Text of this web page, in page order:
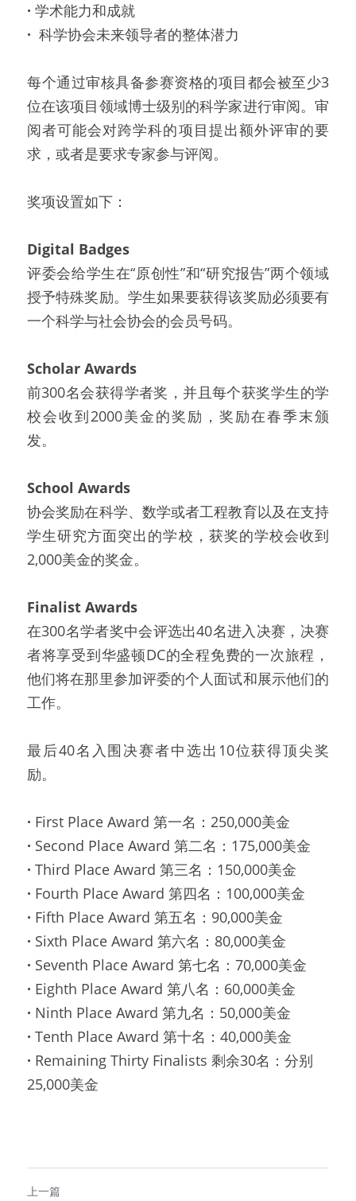
· 学术能力和成就
· 科学协会未来领导者的整体潜力
每个通过审核具备参赛资格的项目都会被至少3
位在该项目领域博士级别的科学家进行审阅。审
阅者可能会对跨学科的项目提出额外评审的要
求，或者是要求专家参与评阅。
奖项设置如下：
Digital Badges
评委会给学生在“原创性”和“研究报告”两个领域
授予特殊奖励。学生如果要获得该奖励必须要有
一个科学与社会协会的会员号码。
Scholar Awards
前300名会获得学者奖，并且每个获奖学生的学
校会收到2000美金的奖励，奖励在春季末颁
发。
School Awards
协会奖励在科学、数学或者工程教育以及在支持
学生研究方面突出的学校，获奖的学校会收到
2,000美金的奖金。
Finalist Awards
在300名学者奖中会评选出40名进入决赛，决赛
者将享受到华盛顿DC的全程免费的一次旅程，
他们将在那里参加评委的个人面试和展示他们的
工作。
最后40名入围决赛者中选出10位获得顶尖奖
励。
· First Place Award 第一名：250,000美金
· Second Place Award 第二名：175,000美金
· Third Place Award 第三名：150,000美金
· Fourth Place Award 第四名：100,000美金
· Fifth Place Award 第五名：90,000美金
· Sixth Place Award 第六名：80,000美金
· Seventh Place Award 第七名：70,000美金
· Eighth Place Award 第八名：60,000美金
· Ninth Place Award 第九名：50,000美金
· Tenth Place Award 第十名：40,000美金
· Remaining Thirty Finalists 剩余30名：分别
25,000美金
上一篇